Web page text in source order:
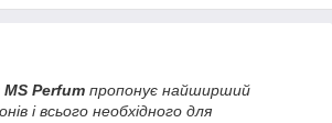
MS Perfum пропонує найширший
і всього необхідного для